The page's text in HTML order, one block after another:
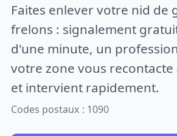
Faites enlever votre nid de
frelons : signalement
d'une minute, un
votre zone vous
et intervient rapidement.
Codes postaux : 1090